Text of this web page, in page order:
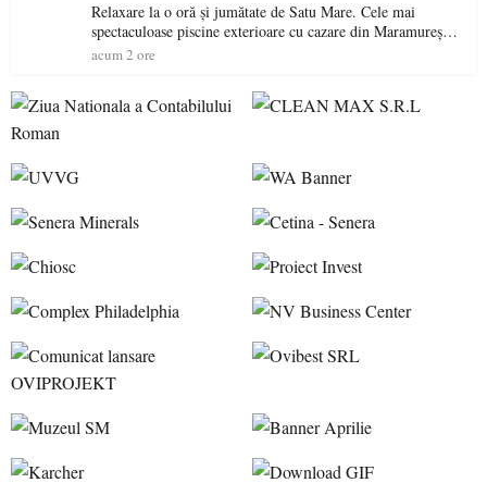
Relaxare la o oră și jumătate de Satu Mare. Cele mai
spectaculoase piscine exterioare cu cazare din Maramureș,
ideale pentru o escapadă de vară
acum 2 ore